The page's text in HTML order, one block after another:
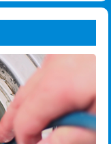
44,000円
+8,800円
11,000円~
+3,300円
33,000円
8,800円